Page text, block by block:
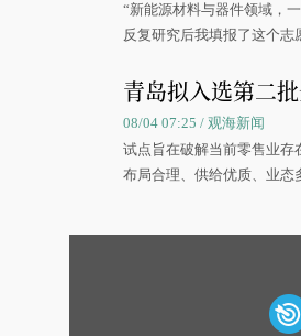
“新能源材料与器件领域，
反复研究后我填报了这个志
青岛拟入选第二
08/04 07:25 / 观海新闻
试点旨在破解当前零售业存
布局合理、供给优质、业态